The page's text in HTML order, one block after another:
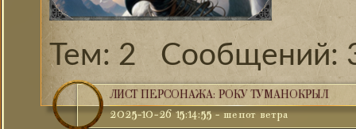
2
ЛИСТ ПЕРСОНАЖА: РОКУ ТУМАНОКРЫЛ
2025-10-26 15:14:55 -шепот ветра